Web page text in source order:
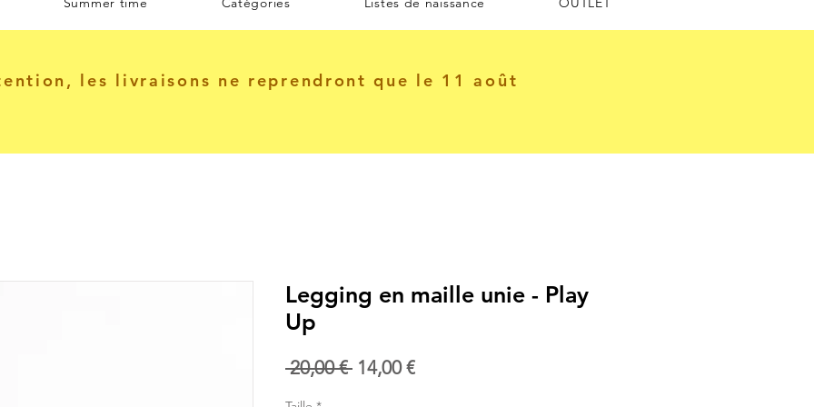
les livraisons ne reprendront que le 11 août
Legging en maille unie - Play
Up
20,00 € Prix
14,00 €Prix